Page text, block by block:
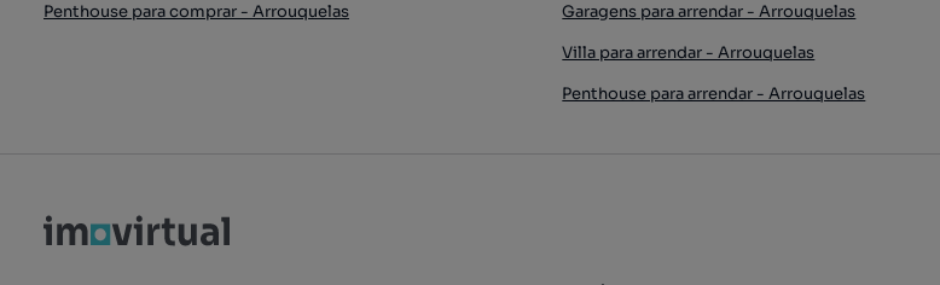
Penthouse para comprar - Arrouquelas
Garagens para arrendar - Arrouquelas
Villa para arrendar - Arrouquelas
Penthouse para arrendar - Arrouquelas